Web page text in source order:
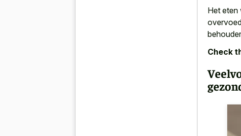
Het eten
Check